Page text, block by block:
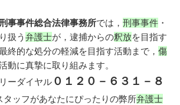
事事件総合法律事務所では，刑事事件 ・
扱う弁護士が，逮捕からの釈放を目指す
終的な処分の軽減を目指す活動まで，傷
動に真摯に取り組みます。
ーダイヤル ０１２０－６３１－８
タッフがあなたにぴったりの弊所弁護士